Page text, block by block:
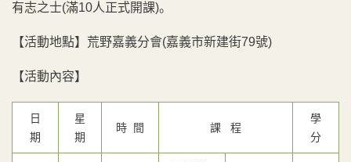
有志之士(滿10人正式開課)。
【活動地點】荒野嘉義分會(嘉義市新建街79號)
【活動內容】
日
期
星
期
時 間 課 程
學
分